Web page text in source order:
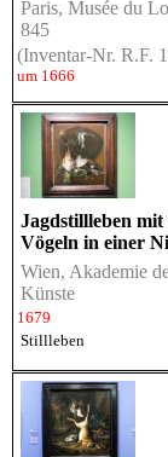
Paris, Musée du
845
(Inventar-Nr. R.F.
um 1666
Jagdstillleben mit
Vögeln in einer
Wien, Akademie
Künste
1679
Stillleben